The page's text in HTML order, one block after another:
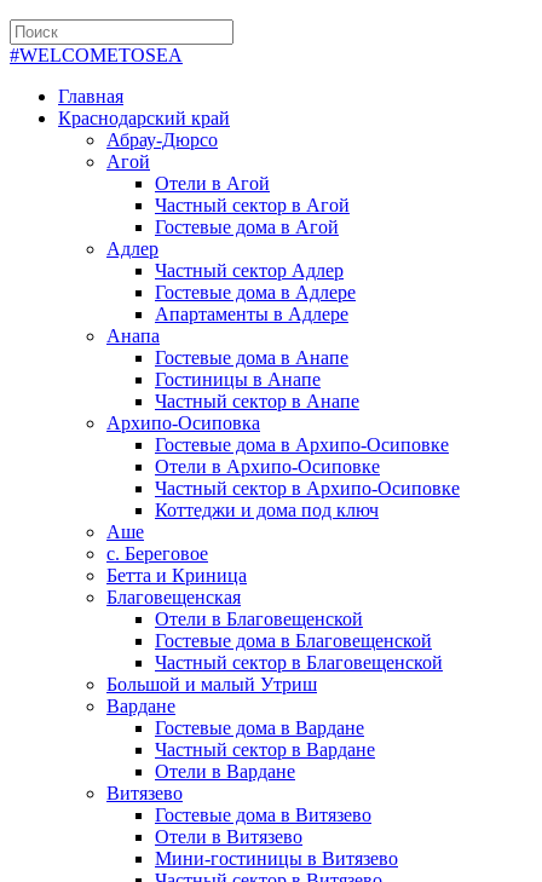
#WELCOMETOSEA
Главная
Краснодарский край
Абрау-Дюрсо
Агой
Отели в Агой
Частный сектор в Агой
Гостевые дома в Агой
Адлер
Частный сектор Адлер
Гостевые дома в Адлере
Апартаменты в Адлере
Анапа
Гостевые дома в Анапе
Гостиницы в Анапе
Частный сектор в Анапе
Архипо-Осиповка
Гостевые дома в Архипо-Осиповке
Отели в Архипо-Осиповке
Частный сектор в Архипо-Осиповке
Коттеджи и дома под ключ
Аше
с. Береговое
Бетта и Криница
Благовещенская
Отели в Благовещенской
Гостевые дома в Благовещенской
Частный сектор в Благовещенской
Большой и малый Утриш
Вардане
Гостевые дома в Вардане
Частный сектор в Вардане
Отели в Вардане
Витязево
Гостевые дома в Витязево
Отели в Витязево
Мини-гостиницы в Витязево